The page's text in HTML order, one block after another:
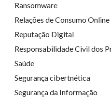
Ransomware
Relações de Consumo
Reputação Digital
Responsabilidade Civil dos
Saúde
Segurança cibertnética
Segurança da Informação